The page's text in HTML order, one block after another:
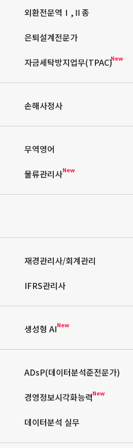
외환전문역Ⅰ,Ⅱ종
은퇴설계전문가
자금세탁방지업무(TPAC)New
손해사정사
무역영어
물류관리사New
재경관리사/회계관리
IFRS관리사
생성형 AINew
ADsP(데이터분석준전문가)
경영정보시각화능력New
데이터분석 실무